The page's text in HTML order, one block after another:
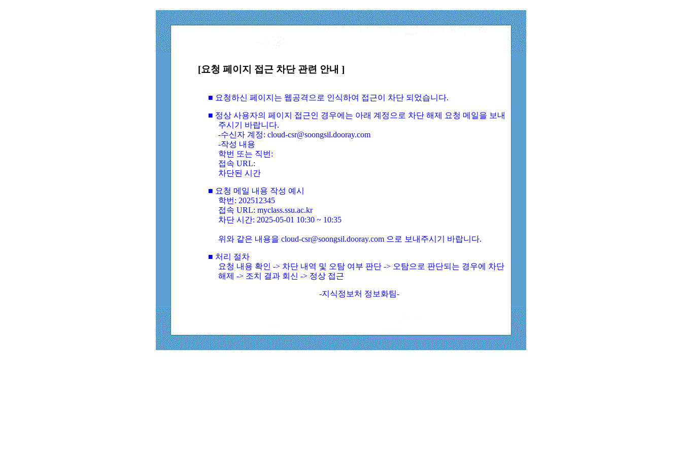
[요청 페이지 접근 차단 관련 안내 ]
■ 요청하신 페이지는 웹공격으로 인식하여 접근이 차단 되었습니다.
■ 정상 사용자의 페이지 접근인 경우에는 아래 계정으로 차단 해제 요청 메일을 보내
주시기 바랍니다.
-수신자 계정: cloud-csr@soongsil.dooray.com
-작성 내용
학번 또는 직번:
접속 URL:
차단된 시간
■ 요청 메일 내용 작성 예시
학번: 202512345
접속 URL: myclass.ssu.ac.kr
차단 시간: 2025-05-01 10:30 ~ 10:35
위와 같은 내용을 cloud-csr@soongsil.dooray.com 으로 보내주시기 바랍니다.
■ 처리 절차
요청 내용 확인 -> 차단 내역 및 오탐 여부 판단 -> 오탐으로 판단되는 경우에 차단
해제 -> 조치 결과 회신 -> 정상 접근
-지식정보처 정보화팀-